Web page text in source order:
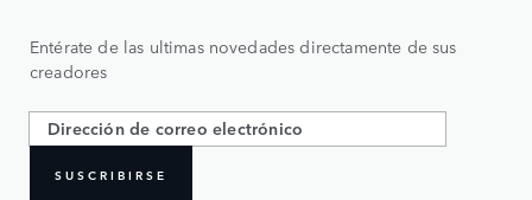
Entérate de las ultimas novedades directamente de sus
creadores
SUSCRIBIRSE